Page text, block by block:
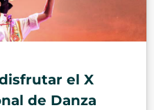
el X
de Danza